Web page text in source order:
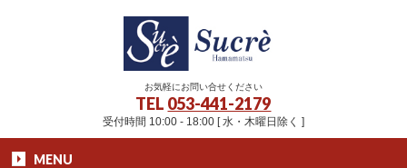
お気軽にお問い合せください
TEL 053-441-2179
受付時間 10:00 - 18:00 [ 水・木曜日除く ]
MENU